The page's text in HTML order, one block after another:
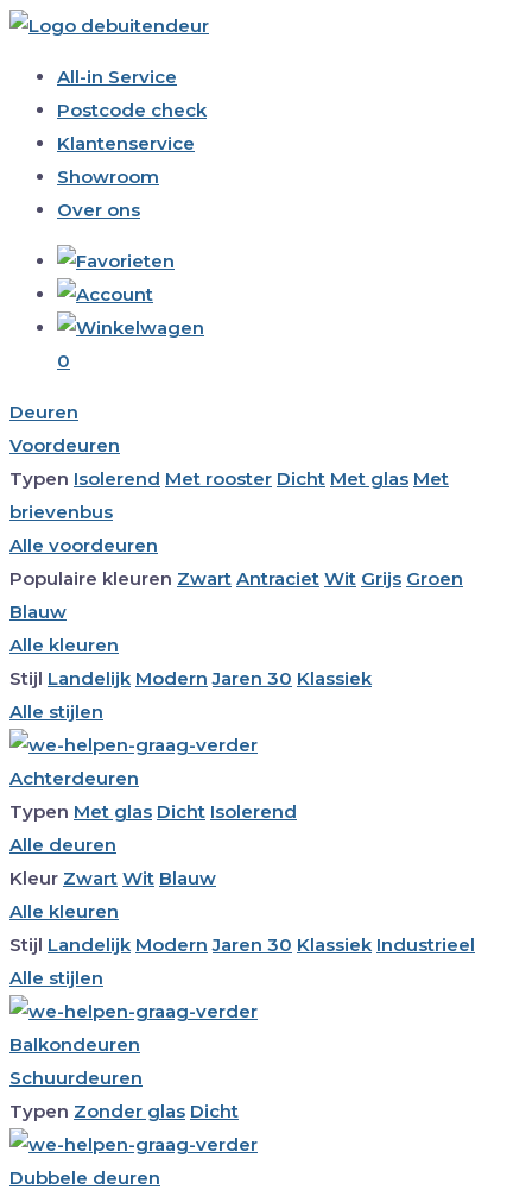
All-in Service
Postcode check
Klantenservice
Showroom
Over ons
0
Deuren
Voordeuren
Typen Isolerend Met rooster Dicht Met glas Met
brievenbus
Alle voordeuren
Populaire kleuren Zwart Antraciet Wit Grijs Groen
Blauw
Alle kleuren
Stijl Landelijk Modern Jaren 30 Klassiek
Alle stijlen
Achterdeuren
Typen Met glas Dicht Isolerend
Alle deuren
Kleur Zwart Wit Blauw
Alle kleuren
Stijl Landelijk Modern Jaren 30 Klassiek Industrieel
Alle stijlen
Balkondeuren
Schuurdeuren
Typen Zonder glas Dicht
Dubbele deuren